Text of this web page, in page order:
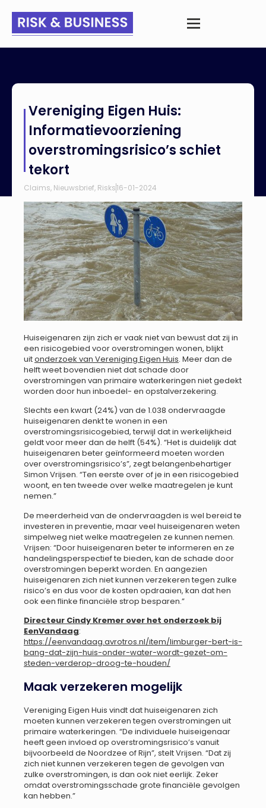
overstromingsrisico’s schiet tekort
Vereniging Eigen Huis:
Informatievoorziening
overstromingsrisico’s schiet
tekort
Claims, Nieuwsbrief, Risks16-01-2024
Huiseigenaren zijn zich er vaak niet van bewust dat zij in
een risicogebied voor overstromingen wonen, blijkt
uitonderzoek van Vereniging Eigen Huis. Meer dan de
helft weet bovendien niet dat schade door
overstromingen van primaire waterkeringen niet gedekt
worden door hun inboedel- en opstalverzekering.
Slechts een kwart (24%) van de 1.038 ondervraagde
huiseigenaren denkt te wonen in een
overstromingsrisicogebied, terwijl dat in werkelijkheid
geldt voor meer dan de helft (54%). “Het is duidelijk dat
huiseigenaren beter geïnformeerd moeten worden
over overstromingsrisico’s”, zegt belangenbehartiger
Simon Vrijsen. “Ten eerste over of je in een risicogebied
woont, en ten tweede over welke maatregelen je kunt
nemen.”
De meerderheid van de ondervraagden is wel bereid te
investeren in preventie, maar veel huiseigenaren weten
simpelweg niet welke maatregelen ze kunnen nemen.
Vrijsen: “Door huiseigenaren beter te informeren en ze
handelingsperspectief te bieden, kan de schade door
overstromingen beperkt worden. En aangezien
huiseigenaren zich niet kunnen verzekeren tegen zulke
risico’s en dus voor de kosten opdraaien, kan dat hen
ook een flinke financiële strop besparen.”
Directeur Cindy Kremer over het onderzoek bij
EenVandaag:
https://eenvandaag.avrotros.nl/item/limburger-bert-is-
bang-dat-zijn-huis-onder-water-wordt-gezet-om-
steden-verderop-droog-te-houden/
Maak verzekeren mogelijk
Vereniging Eigen Huis vindt dat huiseigenaren zich
moeten kunnen verzekeren tegen overstromingen uit
primaire waterkeringen. “De individuele huiseigenaar
heeft geen invloed op overstromingsrisico’s vanuit
bijvoorbeeld de Noordzee of Rijn”, stelt Vrijsen. “Dat zij
zich niet kunnen verzekeren tegen de gevolgen van
zulke overstromingen, is dan ook niet eerlijk. Zeker
omdat overstromingsschade grote financiële gevolgen
kan hebben.”